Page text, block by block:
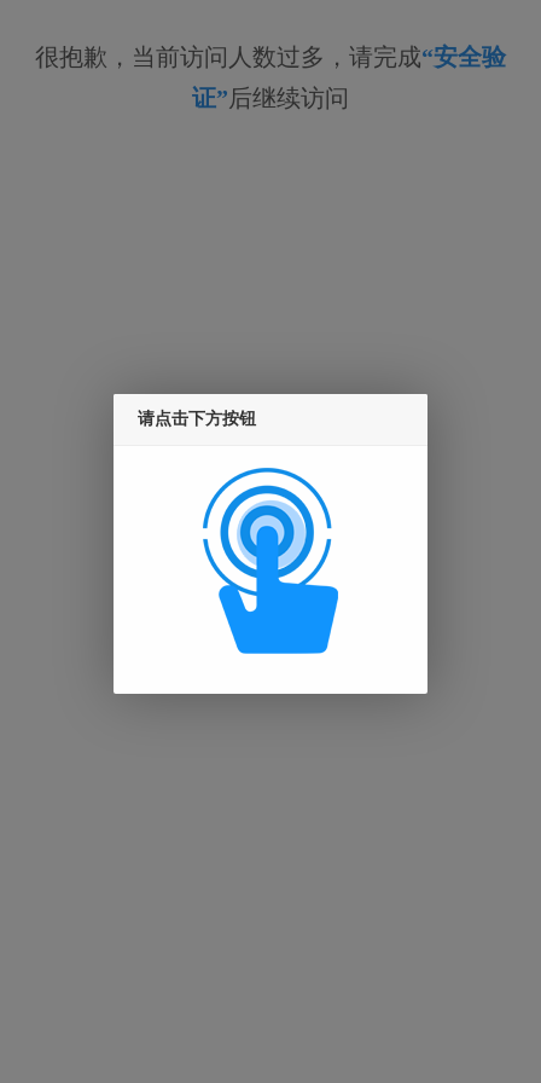
很抱歉，当前访问人数过多，请完成“安全验
证”后继续访问
请点击下方按钮